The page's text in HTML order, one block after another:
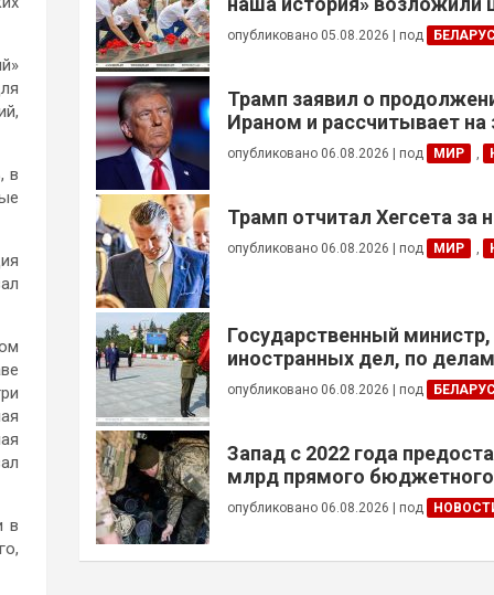
в
в
Брестской крепости
опубликовано 05.08.2026 под
Трамп заявил о
Ираном и рассчитывает на
сделки
опубликовано 06.08.2026 под МИР ,
Трамп отчитал Хегсета за
опубликовано 06.08.2026 под МИР ,
Государственный
иностранных дел, по
общин за рубежом и
Алжира возложил венок к
опубликовано 06.08.2026 под
Запад с 2022 года
млрд прямого бюджетного
финансирования — глава
Украины
опубликовано 06.08.2026 под